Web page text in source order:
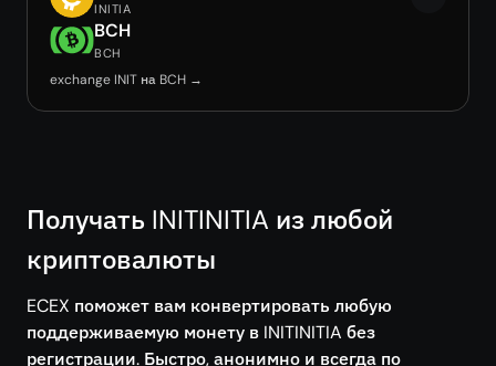
INITIA
BCH
BCH
exchange INIT на BCH →
Получать INITINITIA из любой
криптовалюты
ECEX поможет вам конвертировать любую
поддерживаемую монету в INITINITIA без
регистрации. Быстро, анонимно и всегда по